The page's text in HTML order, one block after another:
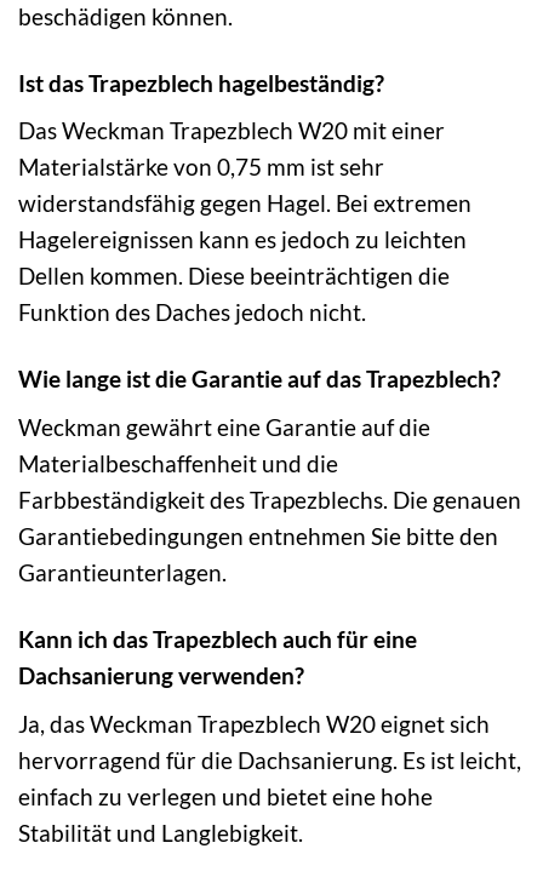
beschädigen können.
Ist das Trapezblech hagelbeständig?
Das Weckman Trapezblech W20 mit einer
Materialstärke von 0,75 mm ist sehr
widerstandsfähig gegen Hagel. Bei extremen
Hagelereignissen kann es jedoch zu leichten
Dellen kommen. Diese beeinträchtigen die
Funktion des Daches jedoch nicht.
Wie lange ist die Garantie auf das Trapezblech?
Weckman gewährt eine Garantie auf die
Materialbeschaffenheit und die
Farbbeständigkeit des Trapezblechs. Die genauen
Garantiebedingungen entnehmen Sie bitte den
Garantieunterlagen.
Kann ich das Trapezblech auch für eine
Dachsanierung verwenden?
Ja, das Weckman Trapezblech W20 eignet sich
hervorragend für die Dachsanierung. Es ist leicht,
einfach zu verlegen und bietet eine hohe
Stabilität und Langlebigkeit.